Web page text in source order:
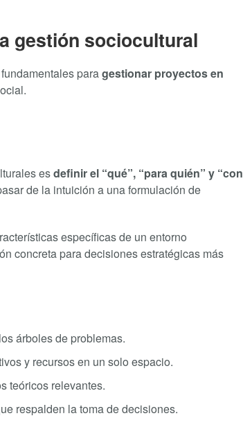
gestión sociocultural
paragestionar proyectos en
esdefinir el “qué”, “para quién” y “con
de la intuición a una formulación de
específicas de un entorno
concreta para decisiones estratégicas más
árboles de problemas.
y recursos en un solo espacio.
teóricos relevantes.
respalden la toma de decisiones.